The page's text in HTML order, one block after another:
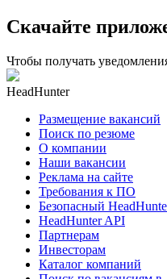
Скачайте
Чтобы получать
HeadHunter
Размещение вакансий
Поиск по резюме
О компании
Наши вакансии
Реклама на сайте
Требования к ПО
Безопасный
HeadHunter API
Партнерам
Инвесторам
Каталог компаний